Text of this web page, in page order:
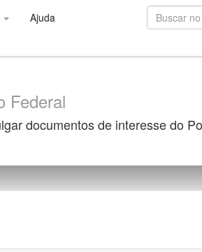
Ajuda
Federal
documentos de interesse do